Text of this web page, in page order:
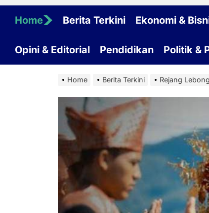
Home Berita Terkini Ekonomi &
Opini & Editorial Pendidikan Politik &
Home Berita Terkini Rejang